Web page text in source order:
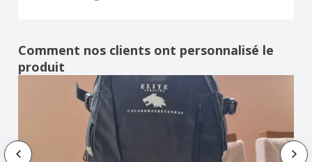
Comment nos clients ont personnalisé le
produit